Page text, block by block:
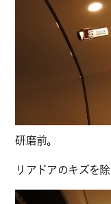
研磨前。
リアドアのキズを除